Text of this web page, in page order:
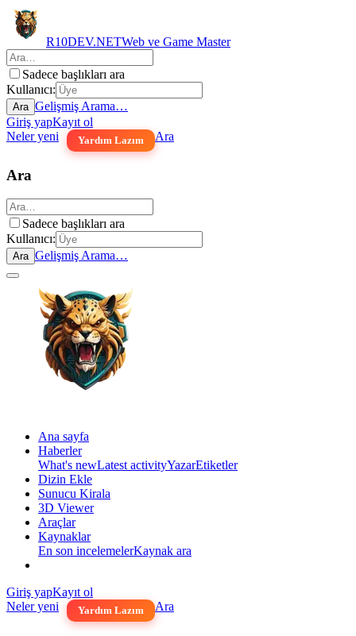
R10DEV.NETWeb ve Game Master
Sadece başlıkları ara
Kullanıcı:
Ara Gelişmiş Arama…
Giriş yapKayıt ol
Neler yeni
Yardım Lazım Ara
Ara
Sadece başlıkları ara
Kullanıcı:
Ara Gelişmiş Arama…
Ana sayfa
Haberler
What's newLatest activityYazarEtiketler
Dizin Ekle
Sunucu Kirala
3D Viewer
Araçlar
Kaynaklar
En son incelemelerKaynak ara
Giriş yapKayıt ol
Neler yeni
Yardım Lazım Ara